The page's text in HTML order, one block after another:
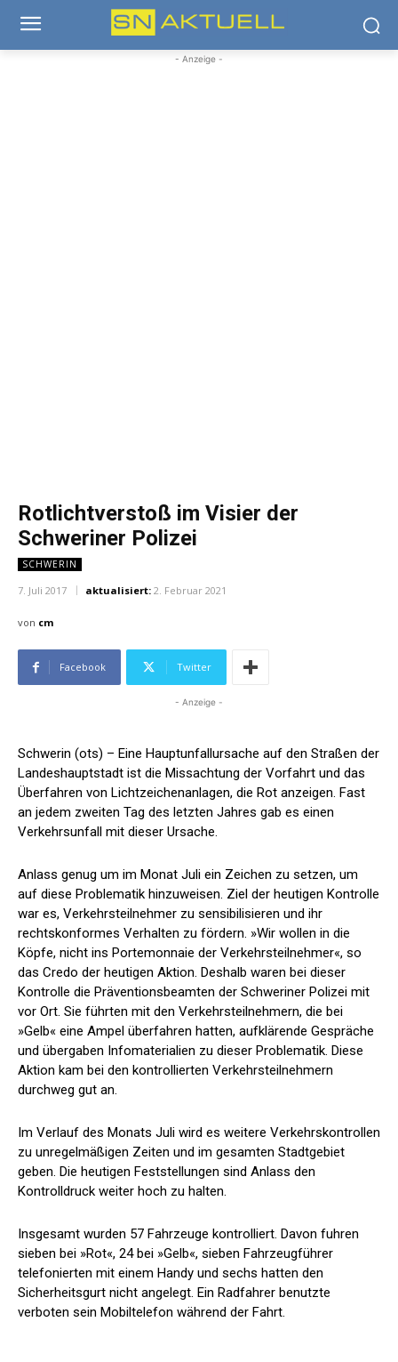
- Anzeige -
Rotlichtverstoß im Visier der
Schweriner Polizei
SCHWERIN
7. Juli 2017 aktualisiert: 2. Februar 2021
von cm
Facebook Twitter
- Anzeige -
Schwerin (ots) – Eine Hauptunfallursache auf den Straßen der
Landeshauptstadt ist die Missachtung der Vorfahrt und das
Überfahren von Lichtzeichenanlagen, die Rot anzeigen. Fast
an jedem zweiten Tag des letzten Jahres gab es einen
Verkehrsunfall mit dieser Ursache.
Anlass genug um im Monat Juli ein Zeichen zu setzen, um
auf diese Problematik hinzuweisen. Ziel der heutigen Kontrolle
war es, Verkehrsteilnehmer zu sensibilisieren und ihr
rechtskonformes Verhalten zu fördern. »Wir wollen in die
Köpfe, nicht ins Portemonnaie der Verkehrsteilnehmer«, so
das Credo der heutigen Aktion. Deshalb waren bei dieser
Kontrolle die Präventionsbeamten der Schweriner Polizei mit
vor Ort. Sie führten mit den Verkehrsteilnehmern, die bei
»Gelb« eine Ampel überfahren hatten, aufklärende Gespräche
und übergaben Infomaterialien zu dieser Problematik. Diese
Aktion kam bei den kontrollierten Verkehrsteilnehmern
durchweg gut an.
Im Verlauf des Monats Juli wird es weitere Verkehrskontrollen
zu unregelmäßigen Zeiten und im gesamten Stadtgebiet
geben. Die heutigen Feststellungen sind Anlass den
Kontrolldruck weiter hoch zu halten.
Insgesamt wurden 57 Fahrzeuge kontrolliert. Davon fuhren
sieben bei »Rot«, 24 bei »Gelb«, sieben Fahrzeugführer
telefonierten mit einem Handy und sechs hatten den
Sicherheitsgurt nicht angelegt. Ein Radfahrer benutzte
verboten sein Mobiltelefon während der Fahrt.